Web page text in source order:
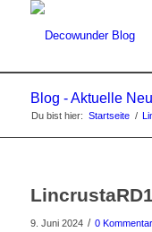
Blog - Aktuelle
Du bist hier: Startseite /
9. Juni 2024 / 0